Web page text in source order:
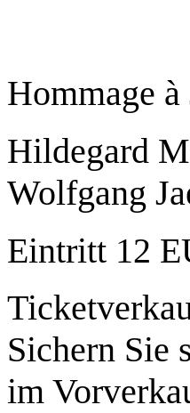
Hommage
Hildegard
Wolfgang
Eintritt 12
Sichern Sie
im